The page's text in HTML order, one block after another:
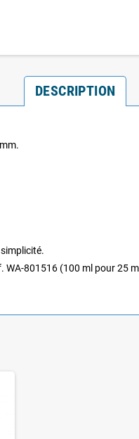
DESCRIPTION
WA-801516 (100 ml pour 25